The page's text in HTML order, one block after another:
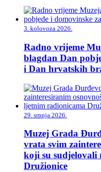
3. kolovoza 2026.
Radno vrijeme
blagdan Dan
i Dan hrvatskih
29. srpnja 2026.
Muzej Grada
vrata svim
koji su sudjelovali
Družionice